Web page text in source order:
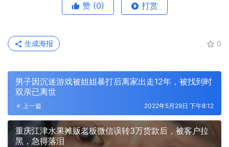
赞 (0) 打赏
0
生成海报
男子因沉迷游戏被姐姐暴打后离家出走12年，被找到时
双亲已离世
上一篇 2022年5月29日 下午8:12
重庆江津水果摊贩老板微信误转3万货款后，被客户拉
黑，急得落泪